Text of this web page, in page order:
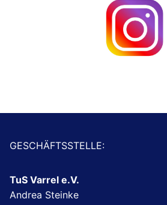
GESCHÄFTSSTELLE:
TuS Varrel e.V.
Andrea Steinke